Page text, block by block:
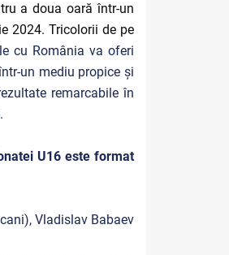
a doua oară într-un
2024. Tricolorii de pe
cu România va oferi
un mediu propice și
remarcabile în
U16 este format
Vladislav Babaev